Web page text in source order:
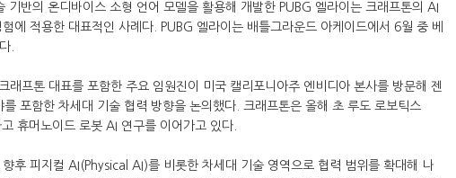
기반의 온디바이스 소형 언어 모델을 활용해 개발한 PUBG 엘라이는 크래프톤의 AI
에 적용한 대표적인 사례다. PUBG 엘라이는 배틀그라운드 아케이드에서 6월 중 베
.
래프톤 대표를 포함한 주요 임원진이 미국 캘리포니아주 엔비디아 본사를 방문해 젠
포함한 차세대 기술 협력 방향을 논의했다. 크래프톤은 올해 초 루도 로보틱스
휴머노이드 로봇 AI 연구를 이어가고 있다.
후 피지컬 AI(Physical AI)를 비롯한 차세대 기술 영역으로 협력 범위를 확대해 나